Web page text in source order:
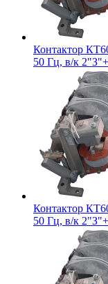
Контактор
50 Гц, в/к
Контактор
50 Гц, в/к